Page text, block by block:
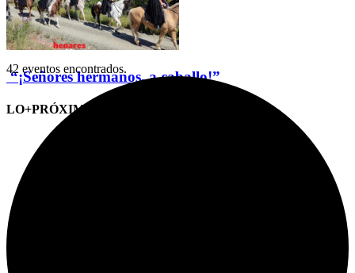
“¡Señores hermanos, a caballo!”
LO+PRÓXIMO (CITAS)
42 eventos encontrados.